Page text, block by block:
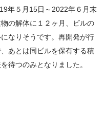
年５月15日～2022年６月末
の解体に１２ヶ月、ビルの
なりそうです。再開発が行
あとは同ビルを保有する積
待つのみとなりました。